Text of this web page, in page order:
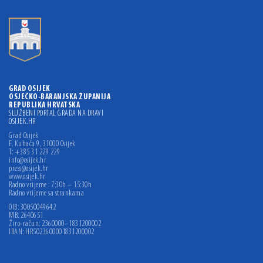
GRAD OSIJEK
OSJEČKO-BARANJSKA ŽUPANIJA
REPUBLIKA HRVATSKA
SLUŽBENI PORTAL GRADA NA DRAVI
OSIJEK.HR
Grad Osijek
F. Kuhača 9, 31000 Osijek
T: +385 31 229 229
info@osijek.hr
press@osijek.hr
www.osijek.hr
Radno vrijeme : 7:30h – 15:30h
Radno vrijeme sa strankama
OIB: 30050049642
MB: 2640651
Žiro-račun: 2360000–1831200002
IBAN: HR5023600001831200002